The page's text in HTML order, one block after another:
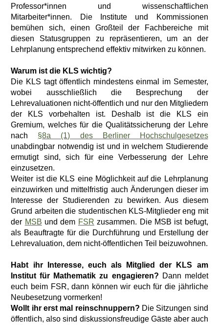
Professor*innen und wissenschaftlichen
Mitarbeiter*innen. Die Institute und Kommissionen
bemühen sich, einen Großteil der Fachbereiche mit
diesen Statusgruppen zu repräsentieren, um an der
Lehrplanung entsprechend effektiv mitwirken zu können.
Warum ist die KLS wichtig?
Die KLS tagt öffentlich mindestens einmal im Semester,
wobei ausschließlich die Besprechung der
Lehrevaluationen nicht-öffentlich und nur den Mitgliedern
der KLS vorbehalten ist. Deshalb ist die KLS ein
Gremium, welches für die Qualitätssicherung der Lehre
nach §8a (1) des Berliner Hochschulgesetzes
unabdingbar notwendig ist und in welchem Studierende
ermutigt sind, sich für eine Verbesserung der Lehre
einzusetzen.
Weiter ist die KLS eine Möglichkeit auf die Lehrplanung
einzuwirken und mittelfristig auch Änderungen dieser im
Interesse der Studierenden zu bewirken. Aus diesem
Grund arbeiten die studentischen KLS-Mitglieder eng mit
der MSB und dem FSR zusammen. Die MSB ist befugt,
als Beauftragte für die Durchführung und Erstellung der
Lehrevaluation, dem nicht-öffentlichen Teil beizuwohnen.
Habt ihr Interesse, euch als Mitglied der KLS am
Institut für Mathematik zu engagieren? Dann meldet
euch beim FSR, dann können wir euch für die jährliche
Neubesetzung vormerken!
Wollt ihr erst mal reinschnuppern? Die Sitzungen sind
öffentlich, also sind diskussionsfreudige Gäste aber auch